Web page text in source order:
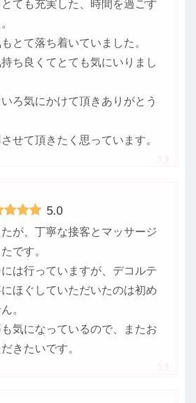
ても充実した、時間を過ごす
とて落ち着いていました。
ち良くてとても気にいりまし
ろ気にかけて頂きありがとう
せて頂きたく思っています。
5.0
が、丁寧な接客とマッサージ
です。
は行っていますが、デコルテ
ほぐしていただいたのは初め
。
気になっているので、またお
きたいです。